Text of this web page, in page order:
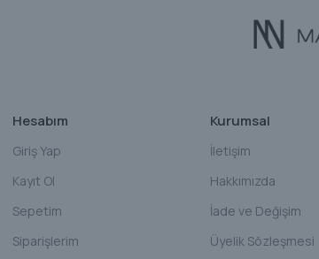
Hesabım
Giriş Yap
Kayıt Ol
Sepetim
Siparişlerim
Kurumsal
İletişim
Hakkımızda
İade ve Değişim
Üyelik Sözleşmesi